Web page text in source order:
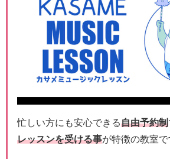
忙しい方にも安心できる自由予約制
レッスンを受ける事が特徴の教室で